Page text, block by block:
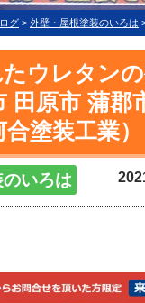
グ > 外壁・屋根塗装のいろは
ウレタン
田原市 蒲郡
塗装工業）
いろは